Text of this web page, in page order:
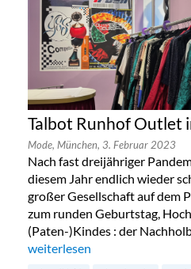
Talbot Runhof Outlet
Mode, München, 3. Februar 2023
Nach fast dreijähriger
diesem Jahr endlich wieder
großer Gesellschaft auf dem
zum runden Geburtstag,
(Paten-)Kindes : der
„Talbot Runhof Outlet in
weiterlesen